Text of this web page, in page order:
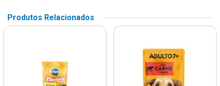
Produtos Relacionados